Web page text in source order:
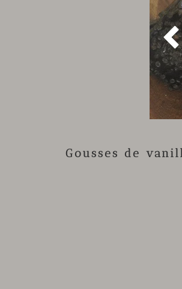
Gousses de